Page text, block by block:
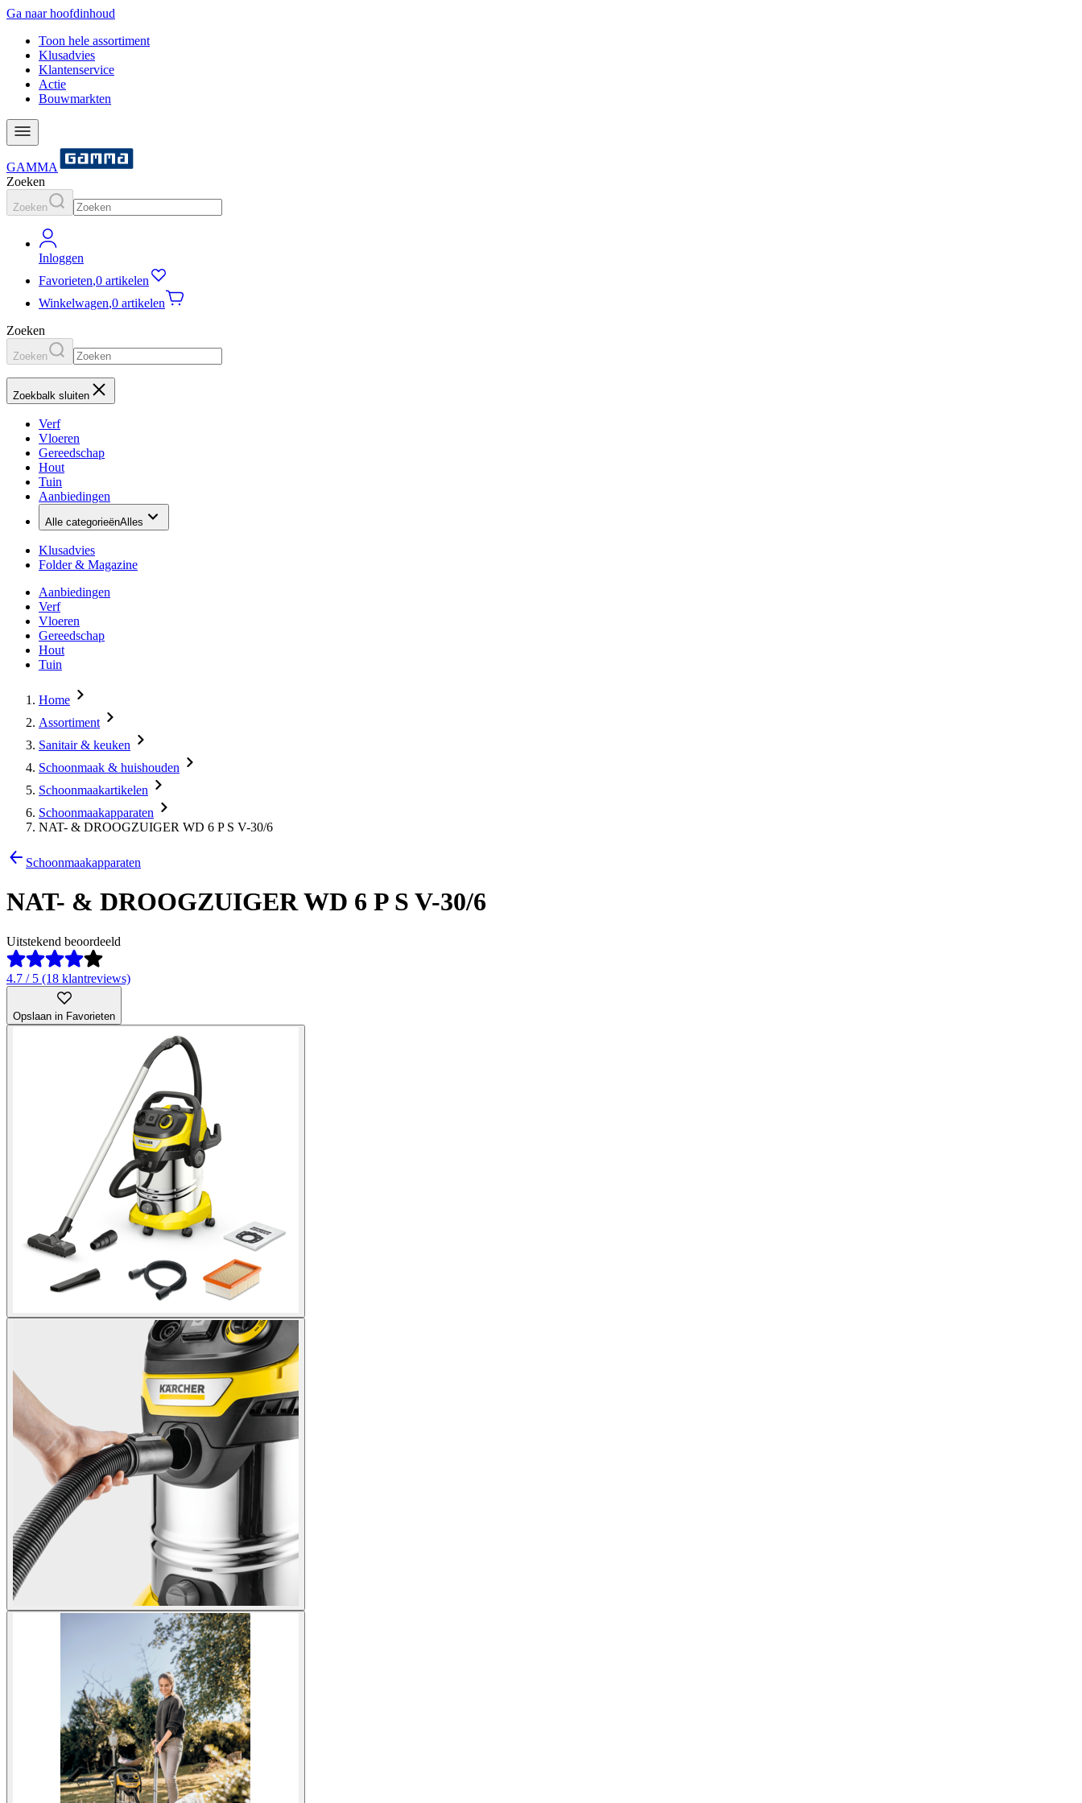
Ga naar hoofdinhoud
Toon hele assortiment
Klusadvies
Klantenservice
Actie
Bouwmarkten
GAMMA
Zoeken
Zoeken
Inloggen
Favorieten,0 artikelen
Winkelwagen,0 artikelen
Zoeken
Zoeken
Zoekbalk sluiten
Verf
Vloeren
Gereedschap
Hout
Tuin
Aanbiedingen
Alle categorieënAlles
Klusadvies
Folder & Magazine
Aanbiedingen
Verf
Vloeren
Gereedschap
Hout
Tuin
Home
Assortiment
Sanitair & keuken
Schoonmaak & huishouden
Schoonmaakartikelen
Schoonmaakapparaten
NAT- & DROOGZUIGER WD 6 P S V-30/6
Schoonmaakapparaten
NAT- & DROOGZUIGER WD 6 P S V-30/6
Uitstekend beoordeeld
4.7 / 5 (18 klantreviews)
Opslaan in Favorieten